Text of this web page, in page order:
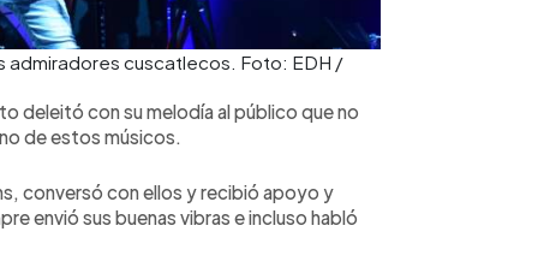
admiradores cuscatlecos. Foto: EDH /
deleitó con su melodía al público que no
de estos músicos.
conversó con ellos y recibió apoyo y
envió sus buenas vibras e incluso habló